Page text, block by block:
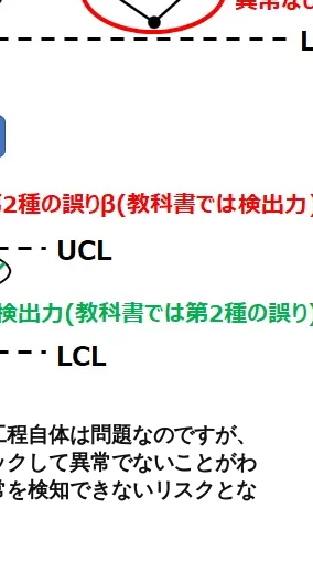
自体は問題なのですが、
して異常でないことがわ
検知できないリスクとな